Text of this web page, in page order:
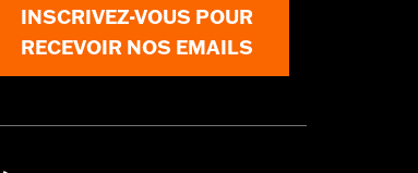
INSCRIVEZ-VOUS POUR
RECEVOIR NOS EMAILS